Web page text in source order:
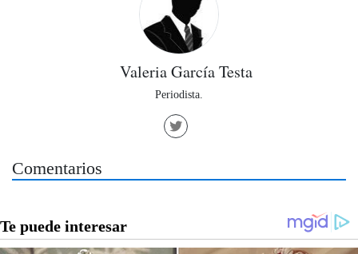
Valeria García Testa
Periodista.
Comentarios